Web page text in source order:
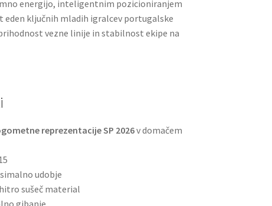
energijo, inteligentnim pozicioniranjem
eden ključnih mladih igralcev portugalske
vezne linije in stabilnost ekipe na
reprezentacije SP 2026v domačem
udobje
sušeč material
gibanje